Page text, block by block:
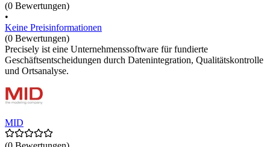
(0 Bewertungen)
•
Keine Preisinformationen
(0 Bewertungen)
Precisely ist eine Unternehmenssoftware für fundierte
Geschäftsentscheidungen durch Datenintegration, Qualitätskontrolle
und Ortsanalyse.
MID